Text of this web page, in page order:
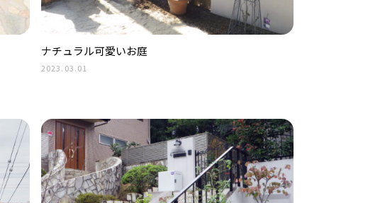
ナチュラル可愛いお庭
2023.03.01